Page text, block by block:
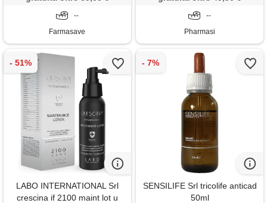
--
Farmasave
--
Pharmasi
LABO INTERNATIONAL Srl
crescina if 2100 maint lot u
SENSILIFE Srl tricolife anticad
50ml